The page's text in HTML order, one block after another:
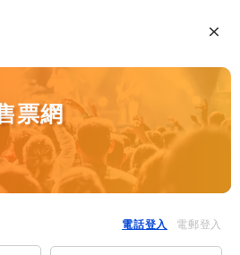
票網
電話登入 電郵登入